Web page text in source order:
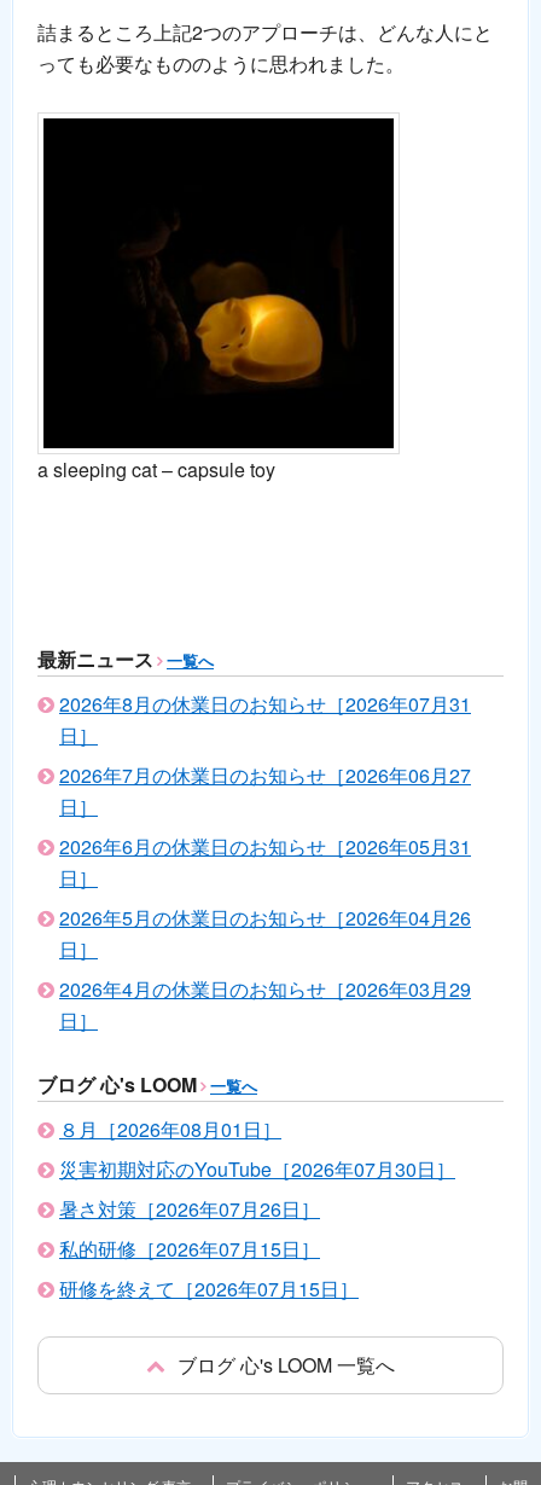
詰まるところ上記2つのアプローチは、どんな人にと
っても必要なもののように思われました。
a sleeping cat – capsule toy
最新ニュース 一覧へ
2026年8月の休業日のお知らせ［2026年07月31
日］
2026年7月の休業日のお知らせ［2026年06月27
日］
2026年6月の休業日のお知らせ［2026年05月31
日］
2026年5月の休業日のお知らせ［2026年04月26
日］
2026年4月の休業日のお知らせ［2026年03月29
日］
ブログ 心's LOOM 一覧へ
８月［2026年08月01日］
災害初期対応のYouTube［2026年07月30日］
暑さ対策［2026年07月26日］
私的研修［2026年07月15日］
研修を終えて［2026年07月15日］
ブログ 心's LOOM 一覧へ